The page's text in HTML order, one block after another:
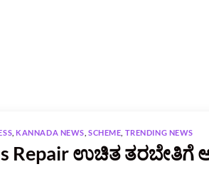
,KANNADA NEWS ,SCHEME TRENDING NEWS
Repair ಉಚಿತ ತರಬೇತಿಗೆ